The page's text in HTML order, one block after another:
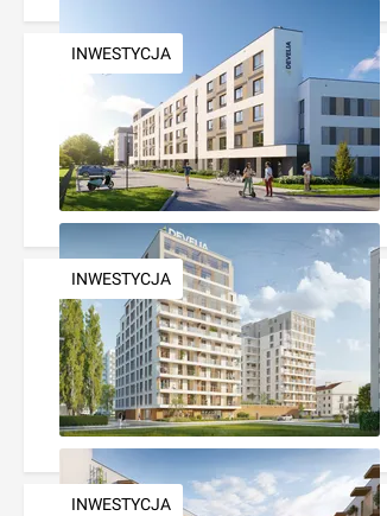
INWESTYCJA
INWESTYCJA
INWESTYCJA